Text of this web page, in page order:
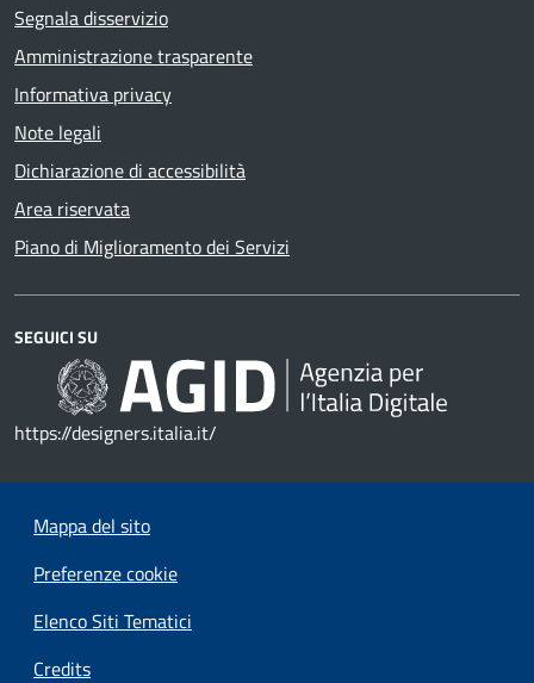
Segnala disservizio
Amministrazione trasparente
Informativa privacy
Note legali
Dichiarazione di accessibilità
Area riservata
Piano di Miglioramento dei Servizi
SEGUICI SU
https://designers.italia.it/
Mappa del sito
Preferenze cookie
Elenco Siti Tematici
Credits